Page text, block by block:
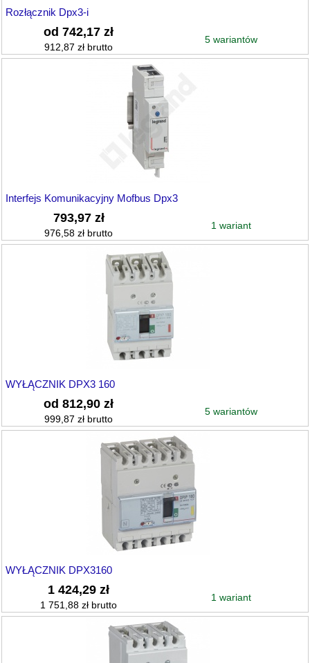
Rozłącznik Dpx3-i
od 742,17 zł
912,87 zł brutto
5 wariantów
Interfejs Komunikacyjny Mofbus Dpx3
793,97 zł
976,58 zł brutto
1 wariant
WYŁĄCZNIK DPX3 160
od 812,90 zł
999,87 zł brutto
5 wariantów
WYŁĄCZNIK DPX3160
1 424,29 zł
1 751,88 zł brutto
1 wariant